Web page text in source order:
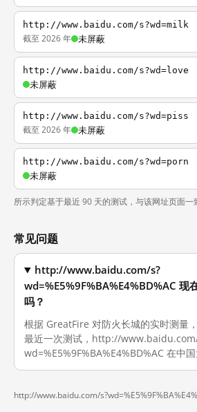
http://www.baidu.com/s?wd=milk
截至 2026 年 未屏蔽
http://www.baidu.com/s?wd=love
未屏蔽
http://www.baidu.com/s?wd=piss
截至 2026 年 未屏蔽
http://www.baidu.com/s?wd=porn
未屏蔽
所示判定基于最近 90 天的测试，与该网址页面一
常见问题
http://www.baidu.com/s?
wd=%E5%9F%BA%E4%BD%AC 现
吗？
根据 GreatFire 对防火长城的实时测量
最近一次测试，http://
wd=%E5%9F%BA%E4%BD%AC 在中国
http://www.baidu.com/